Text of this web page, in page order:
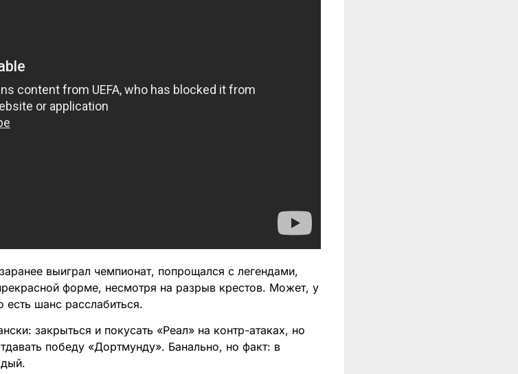
выиграл чемпионат, попрощался с легендами,
форме, несмотря на разрыв крестов. Может, у
шанс расслабиться.
закрыться и покусать «Реал» на контр-атаках, но
победу «Дортмунду». Банально, но факт: в